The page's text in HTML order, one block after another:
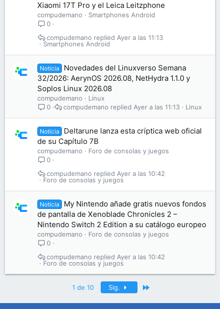
Xiaomi 17T Pro y el Leica Leitzphone
compudemano
Smartphones Android
0
Smartphones Android
Ayer a las 11:13
compudemano
Noticia
Novedades del Linuxverso Semana
32/2026: AerynOS 2026.08, NetHydra 1.1.0 y
Soplos Linux 2026.08
compudemano
Linux
0
Linux
Ayer a las 11:13
compudemano
Noticia
Deltarune lanza esta críptica web oficial
de su Capítulo 7B
compudemano
Foro de consolas y juegos
0
Foro de consolas y juegos
Ayer a las 10:42
compudemano
Noticia
My Nintendo añade gratis nuevos fondos
de pantalla de Xenoblade Chronicles 2 –
Nintendo Switch 2 Edition a su catálogo europeo
compudemano
Foro de consolas y juegos
0
Foro de consolas y juegos
Ayer a las 10:42
compudemano
1 de 10 Sig.